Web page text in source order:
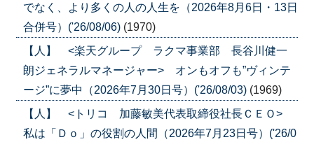
でなく、より多くの人の人生を（2026年8月6日・13日
合併号）('26/08/06) (1970)
【人】 <楽天グループ ラクマ事業部 長谷川健一
朗ジェネラルマネージャー> オンもオフも”ヴィンテ
ージ”に夢中（2026年7月30日号）('26/08/03) (1969)
【人】 <トリコ 加藤敏美代表取締役社長ＣＥＯ>
私は「Ｄｏ」の役割の人間（2026年7月23日号）('26/0